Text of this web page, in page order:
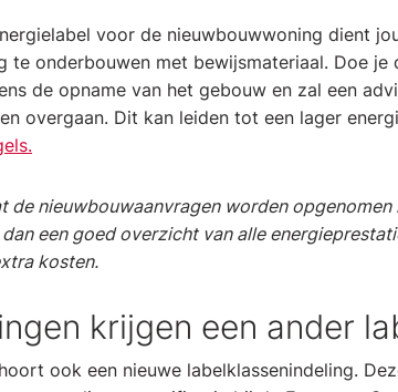
voor de nieuwbouwwoning dient
te onderbouwen met bewijsmateriaal. Doe
de opname van het gebouw en zal een
overgaan. Dit kan leiden tot een lager
de nieuwbouwaanvragen worden opgenomen
een goed overzicht van alle
kosten.
krijgen een ander
ook een nieuwe labelklassenindeling.